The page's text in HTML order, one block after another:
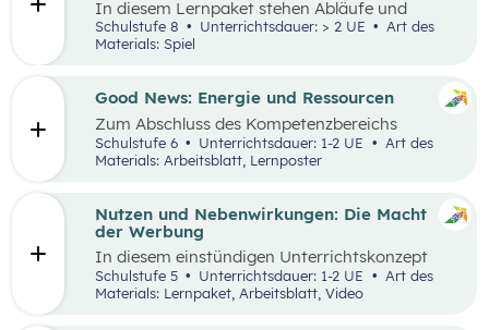
In diesem Lernpaket stehen Abläufe und
Methoden im Vordergrund, die den
Schüler:innen helfen sollen, das WIR vor das
Ernährungsrat, wie sich Kaufentscheidungen
auf Umwelt, Gesundheit und das Miteinander
auswirken.
Schulstufe 8 Unterrichtsdauer: > 2 UE
Art des
Materials: Spiel
Nutzen und Nebenwirkungen: Die Macht
der Werbung
In diesem einstündigen Unterrichtskonzept
lernen die Schüler:innen den Nutzen sowie die
Vor- und Nachteile von Werbung kennen.
Schulstufe 5 Unterrichtsdauer: 1-2 UE
Art des
Materials: Lernpaket, Arbeitsblatt, Video
Good News: Energie und Ressourcen
Zum Abschluss des Kompetenzbereichs
„Energie und Ressourcen“ beschäftigen sich
Schüler:innen mit positiven Nachrichten und
Beispielen, damit sie sich von den Problemen,
nicht überwältigt fühlen.
Schulstufe 6 Unterrichtsdauer: 1-2 UE
Materials: Arbeitsblatt, Lernposter